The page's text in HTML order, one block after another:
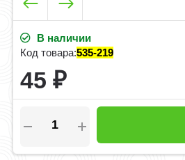
В наличии
Код товара:535-219
45₽